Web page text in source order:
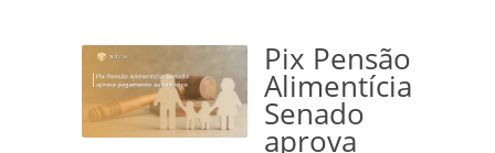
Pix Pensão
Alimentícia:
Senado
aprova